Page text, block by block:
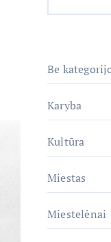
Be
Karyba
Kultūra
Miestas
Miestelėnai